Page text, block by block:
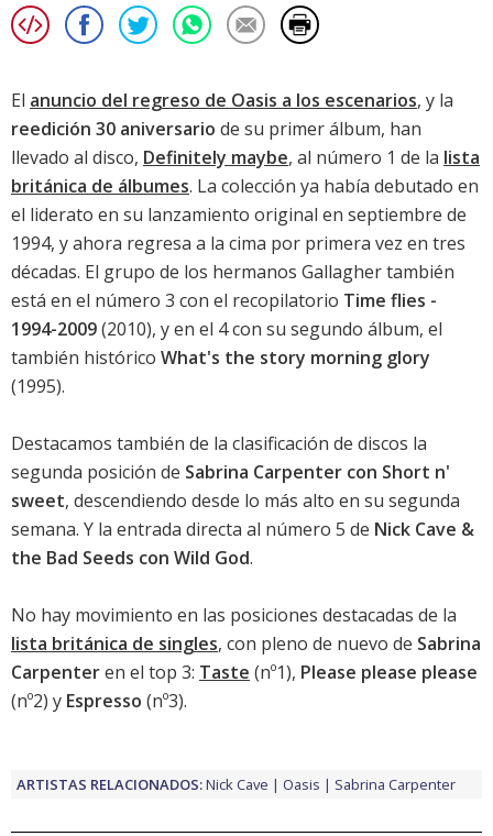
El anuncio del regreso de Oasis a los escenarios, y la
reedición 30 aniversario de su primer álbum, han
llevado al disco, Definitely maybe, al número 1 de la lista
británica de álbumes. La colección ya había debutado en
el liderato en su lanzamiento original en septiembre de
1994, y ahora regresa a la cima por primera vez en tres
décadas. El grupo de los hermanos Gallagher también
está en el número 3 con el recopilatorio Time flies -
1994-2009(2010), y en el 4 con su segundo álbum, el
también histórico What's the story morning glory
(1995).
Destacamos también de la clasificación de discos la
segunda posición de Sabrina Carpenter con Short n'
sweet, descendiendo desde lo más alto en su segunda
semana. Y la entrada directa al número 5 de Nick Cave &
the Bad Seeds con Wild God.
No hay movimiento en las posiciones destacadas de la
lista británica de singles, con pleno de nuevo de Sabrina
Carpenteren el top 3: Taste (nº1), Please please please
(nº2) y Espresso (nº3).
ARTISTAS RELACIONADOS:Nick Cave Oasis Sabrina Carpenter